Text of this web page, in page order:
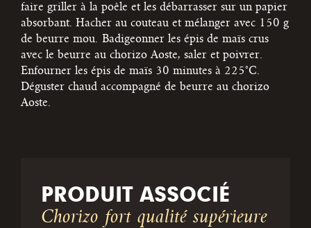
faire griller à la poêle et les débarrasser sur un papier
absorbant. Hacher au couteau et mélanger avec 150 g
de beurre mou. Badigeonner les épis de maïs crus
avec le beurre au chorizo Aoste, saler et poivrer.
Enfourner les épis de maïs 30 minutes à 225°C.
Déguster chaud accompagné de beurre au chorizo
Aoste.
PRODUIT ASSOCIÉ
Chorizo fort qualité supérieure